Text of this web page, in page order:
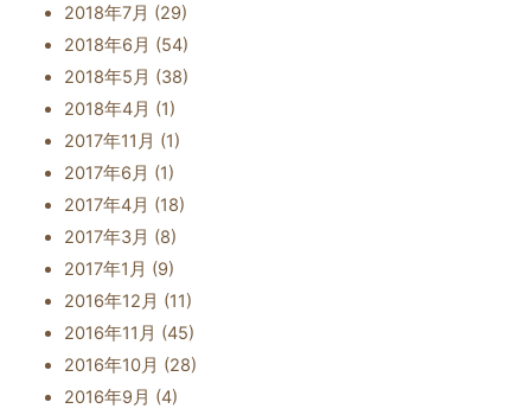
2018年7月 (29)
2018年6月 (54)
2018年5月 (38)
2018年4月 (1)
2017年11月 (1)
2017年6月 (1)
2017年4月 (18)
2017年3月 (8)
2017年1月 (9)
2016年12月 (11)
2016年11月 (45)
2016年10月 (28)
2016年9月 (4)